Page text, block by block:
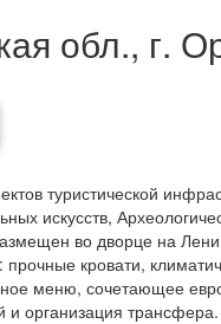
обл., г.
туристической
искусств,
во дворце на
кровати,
меню, сочетающее
и организация трансфера.